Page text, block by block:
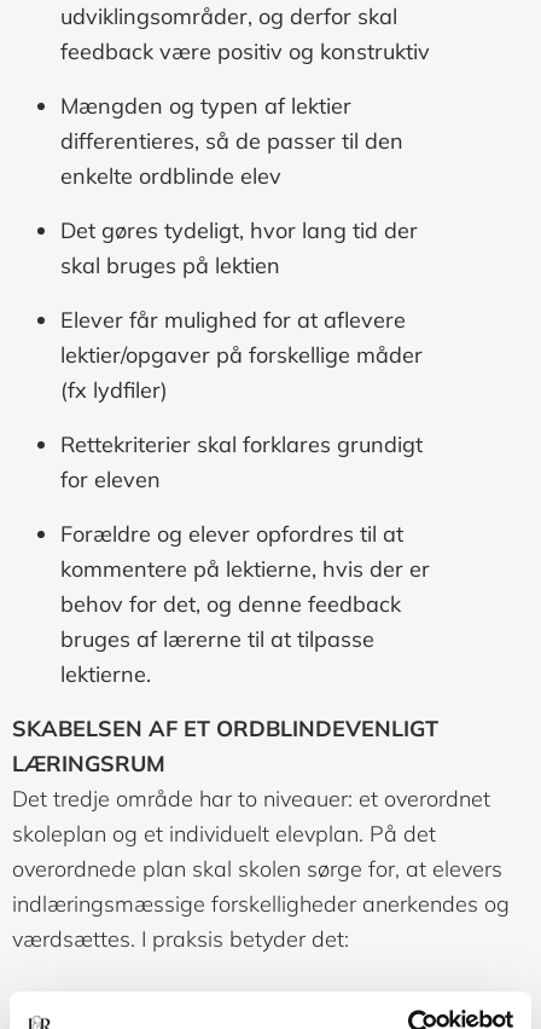
udviklingsområder, og derfor skal
feedback være positiv og konstruktiv
Mængden og typen af lektier
differentieres, så de passer til den
enkelte ordblinde elev
Det gøres tydeligt, hvor lang tid der
skal bruges på lektien
Elever får mulighed for at aflevere
lektier/opgaver på forskellige måder
(fx lydfiler)
Rettekriterier skal forklares grundigt
for eleven
Forældre og elever opfordres til at
kommentere på lektierne, hvis der er
behov for det, og denne feedback
bruges af lærerne til at tilpasse
lektierne.
SKABELSEN AF ET ORDBLINDEVENLIGT
LÆRINGSRUM
Det tredje område har to niveauer: et overordnet
skoleplan og et individuelt elevplan. På det
overordnede plan skal skolen sørge for, at elevers
indlæringsmæssige forskelligheder anerkendes og
værdsættes. I praksis betyder det: